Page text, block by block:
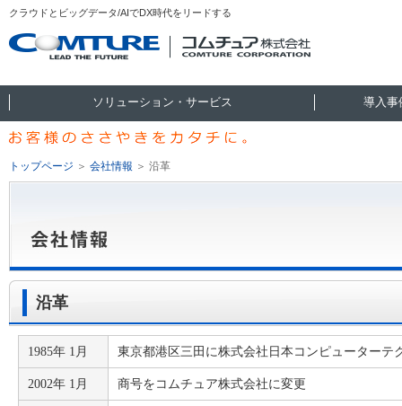
クラウドとビッグデータ/AIでDX時代をリードする
ソリューション・サービス 導入事
トップページ ＞ 会社情報 ＞ 沿革
沿革
1985年 1月 東京都港区三田に株式会社日本コンピューターテ
2002年 1月 商号をコムチュア株式会社に変更